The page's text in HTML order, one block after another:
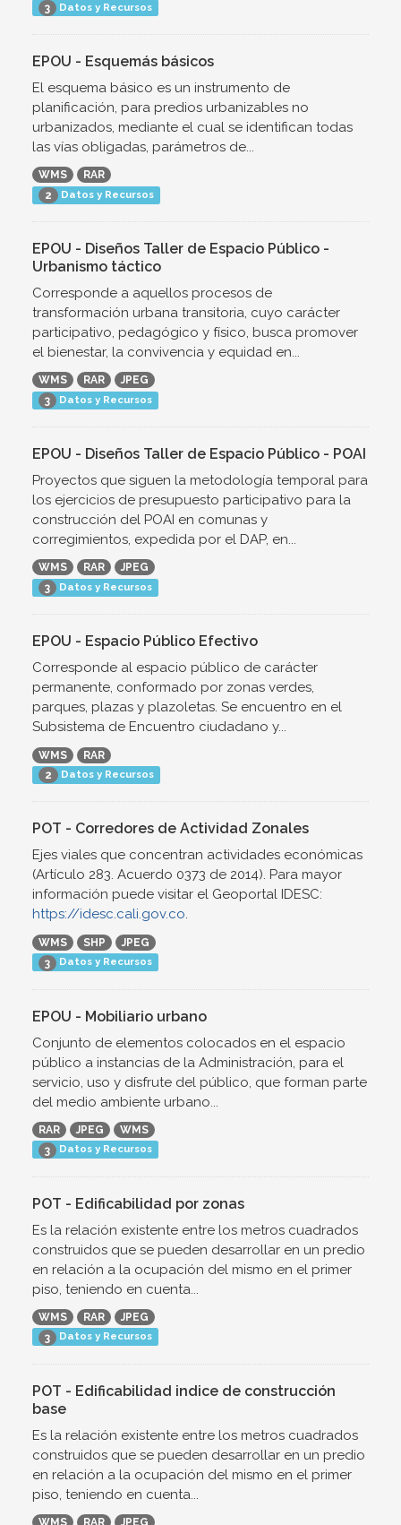
3 Datos y Recursos
EPOU - Esquemás básicos
El esquema básico es un instrumento de
planificación, para predios urbanizables no
urbanizados, mediante el cual se identifican todas
las vías obligadas, parámetros de...
WMS
RAR
2 Datos y Recursos
EPOU - Diseños Taller de Espacio Público -
Urbanismo táctico
Corresponde a aquellos procesos de
transformación urbana transitoria, cuyo carácter
participativo, pedagógico y físico, busca promover
el bienestar, la convivencia y equidad en...
WMS RAR
JPEG
3 Datos y Recursos
EPOU - Diseños Taller de Espacio Público - POAI
Proyectos que siguen la metodología temporal para
los ejercicios de presupuesto participativo para la
construcción del POAI en comunas y
corregimientos, expedida por el DAP, en...
WMS RAR
JPEG
3 Datos y Recursos
EPOU - Espacio Público Efectivo
Corresponde al espacio público de carácter
permanente, conformado por zonas verdes,
parques, plazas y plazoletas. Se encuentro en el
Subsistema de Encuentro ciudadano y...
WMS
RAR
2 Datos y Recursos
POT - Corredores de Actividad Zonales
Ejes viales que concentran actividades económicas
(Artículo 283. Acuerdo 0373 de 2014). Para mayor
información puede visitar el Geoportal IDESC:
https://idesc.cali.gov.co.
WMS SHP
JPEG
3 Datos y Recursos
EPOU - Mobiliario urbano
Conjunto de elementos colocados en el espacio
público a instancias de la Administración, para el
servicio, uso y disfrute del público, que forman parte
del medio ambiente urbano...
RAR JPEG
WMS
3 Datos y Recursos
POT - Edificabilidad por zonas
Es la relación existente entre los metros cuadrados
construidos que se pueden desarrollar en un predio
en relación a la ocupación del mismo en el primer
piso, teniendo en cuenta...
WMS RAR
JPEG
3 Datos y Recursos
POT - Edificabilidad indice de construcción
base
Es la relación existente entre los metros cuadrados
construidos que se pueden desarrollar en un predio
en relación a la ocupación del mismo en el primer
piso, teniendo en cuenta...
WMS RAR JPEG